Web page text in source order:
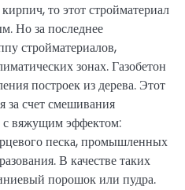
то этот стройматериал
Но за последнее
стройматериалов,
зонах. Газобетон
построек из дерева. Этот
за счет смешивания
с вяжущим эффектом:
песка, промышленных
В качестве таких
порошок или пудра.